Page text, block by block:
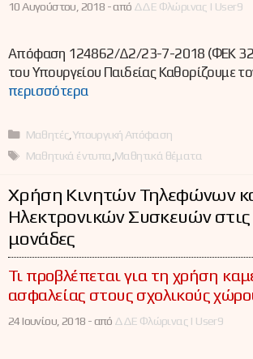
10 Αυγούστου, 2018 -από ΔΔΕ Φλώρινας | User9
Απόφαση 124862/Δ2/23-7-2018 (ΦΕΚ
του Υπουργείου Παιδείας Καθορίζουμε
περισσότερα
Κατηγορίες
Μαθητές Υπουργική Απόφαση
Ετικέτες
Μαθητικά έντυπα Μαθητικά θέματα
Χρήση Κινητών Τηλεφώνων
Ηλεκτρονικών Συσκευών στις
μονάδες
Τι προβλέπεται για τη χρήση
ασφαλείας στους σχολικούς
24 Ιουνίου, 2018 -από ΔΔΕ Φλώρινας | User9